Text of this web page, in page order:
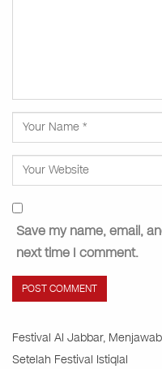
Save my name, email,
next time I comment.
Festival Al Jabbar,
Setelah Festival Istiqlal